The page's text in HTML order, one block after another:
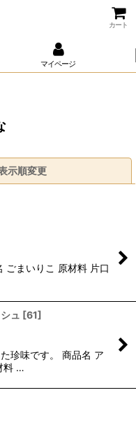
カート
マイページ
示順変更
ごまいりこ 原材料 片口
ュ [61]
珍味です。 商品名 ア
料 …